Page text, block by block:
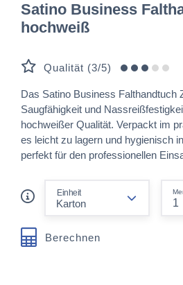
Satino Business
hochweiß
Qualität (3/5)
Das Satino Business Falthandtuch
Saugfähigkeit und
hochweißer Qualität. Verpackt im
es leicht zu lagern und hygienisch
perfekt für den professionellen
Einheit
Berechnen